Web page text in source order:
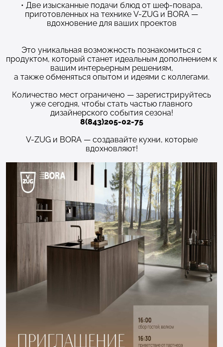
• Две изысканные подачи блюд от шеф-повара,
приготовленных на технике V-ZUG и BORA —
вдохновение для ваших проектов
Это уникальная возможность познакомиться с
продуктом, который станет идеальным дополнением к
вашим интерьерным решениям,
а также обменяться опытом и идеями с коллегами.
Количество мест ограничено — зарегистрируйтесь
уже сегодня, чтобы стать частью главного
дизайнерского события сезона!
8(843)205-02-75
V-ZUG и BORA — создавайте кухни, которые
вдохновляют!